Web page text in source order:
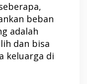
beban
adalah
dan bisa
keluarga di